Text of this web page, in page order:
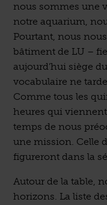
nous sommes une
notre aquarium,
Pourtant, nous
bâtiment de LU –
aujourd’hui siège
vocabulaire ne
Comme tous les
heures qui
temps de nous
une mission. Celle
figureront dans la
Autour de la table,
horizons. La liste